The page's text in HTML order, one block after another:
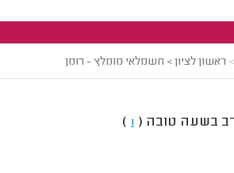
> ראשון לציון > חשמלאי מומלץ - רומן
בשעה טובה (
1
)